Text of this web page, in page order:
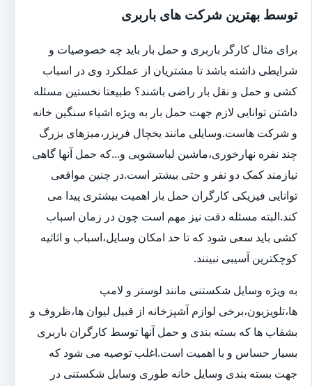
توسط بهترین شرکت های باربری
برای مثال کارگر باربری و حمل بار باید چه خصوصیات و
شرایطی داشته باشد تا مشتریان از عملکرد وی در اسباب
کشی و حمل و نقل بار راضی باشند؟ طبیعتا نخستین مسئله
داشتن توانایی لازم جهت حمل بار به ویژه اشیاء سنگین خانه
و شرکت هاست.وسایلی مانند یخچال فریزر،میزهای بزرگ
چند نفره نهارخوری،ماشین لباسشویی و...که حمل آنها گاهی
نیازمند کمک دو نفر و حتی بیشتر است.در چنین مواقعی
توانایی فیزیکی کارگران حمل بار اهمیت بیشتری پیدا می
کند.البته مسئله دقت نیز مهم است چون در زمان اسباب
کشی باید سعی شود که تا حد امکان وسایل،اسباب و اثاثیه
کوچکترین آسیبی نبینند.
به ویژه وسایل شکستنی مانند لوستر و لامپ
ها،تلویزیون،برخی لوازم آشپزخانه از قبیل لیوان ها،ظروف و
بشقاب ها که بسته بندی و حمل آنها توسط کارگران باربری
بسیار حساس و با اهمیت است.اغلب توصیه می شود که
جهت بسته بندی وسایل خانه طوری وسایل شکستنی در